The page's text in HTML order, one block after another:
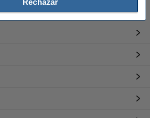
Rechazar
En días laborables de 09:00 a 20:00.